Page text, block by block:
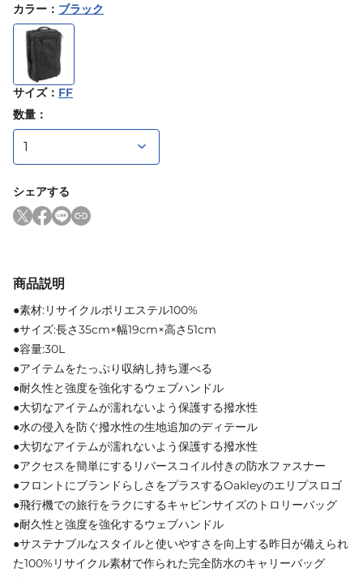
カラー ： ブラック
サイズ： FF
数量：
シェアする
商品説明
●素材:リサイクルポリエステル100%
●サイズ:長さ35cm×幅19cm×高さ51cm
●容量:30L
●アイテムをたっぷり収納し持ち運べる
●耐久性と強度を強化するウェブハンドル
●大切なアイテムが濡れないよう保護する撥水性
●水の侵入を防ぐ撥水性の生地追加のディテール
●大切なアイテムが濡れないよう保護する撥水性
●アクセスを簡単にするリバースコイル付きの防水ファスナー
●フロントにブランドらしさをプラスするOakleyのエリプスロゴ
●飛行機での旅行をラクにするキャビンサイズのトロリーバッグ
●耐久性と強度を強化するウェブハンドル
●サステナブルなスタイルと使いやすさを向上する昨日が備えられ
た100%リサイクル素材で作られた完全防水のキャリーバッグ